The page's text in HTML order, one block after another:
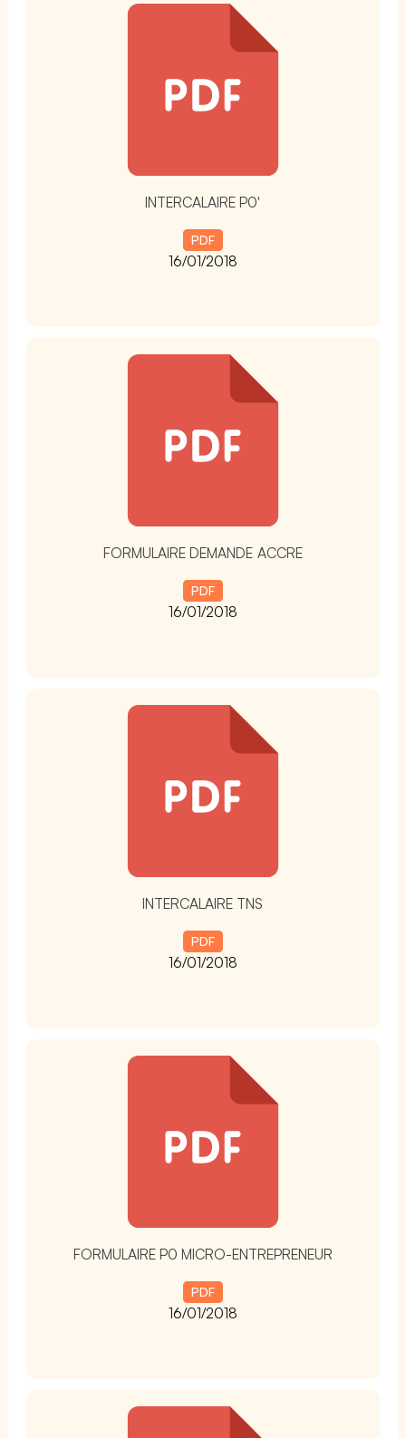
INTERCALAIRE P0'
PDF
16/01/2018
FORMULAIRE DEMANDE ACCRE
PDF
16/01/2018
INTERCALAIRE TNS
PDF
16/01/2018
FORMULAIRE P0 MICRO-ENTREPRENEUR
PDF
16/01/2018